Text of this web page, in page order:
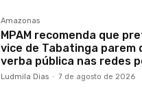
Amazonas
MPAM recomenda que
vice de Tabatinga parem
verba pública nas redes
Ludmila Dias - 7 de agosto de 2026